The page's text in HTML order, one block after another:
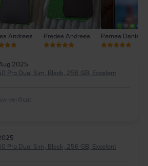
Andreea Predea Andreea Pernea Daniel
2025
Pro Dual Sim, Black, 256 GB, Excelent
verificat
Pro Dual Sim, Black, 256 GB, Excelent